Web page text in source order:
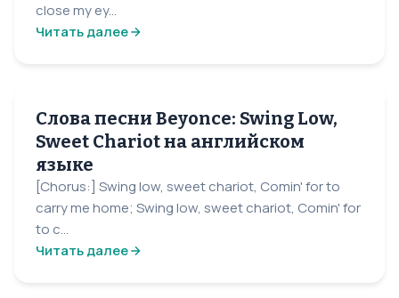
close my ey...
Читать далее
Слова песни Beyonce: Swing Low,
Sweet Chariot на английском
языке
[Chorus:] Swing low, sweet chariot, Comin' for to
carry me home; Swing low, sweet chariot, Comin' for
to c...
Читать далее